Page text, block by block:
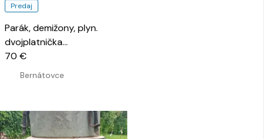
Predaj
Parák, demižony, plyn.
dvojplatnička…
Bernátovce
70 €